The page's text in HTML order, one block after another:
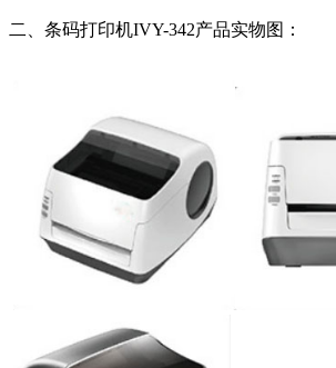
二、条码打印机IVY-342产品实物图：